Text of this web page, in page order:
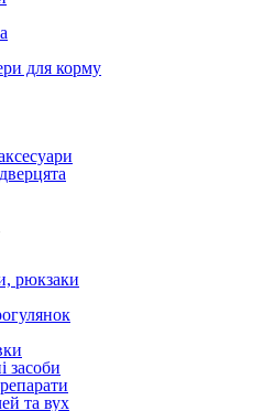
для корму
рюкзаки
засоби
та вух